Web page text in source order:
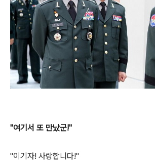
"여기서 또 만났군!"
"이기자! 사랑합니다!"